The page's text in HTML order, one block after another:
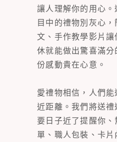
讓人理解你的用心
目中的禮物別灰心
文、手作教學影片
休就能做出驚喜滿
份感動貴在心意。
愛禮物相信，人們
近距離。我們將送
要日子近了提醒你
單、職人包裝、卡